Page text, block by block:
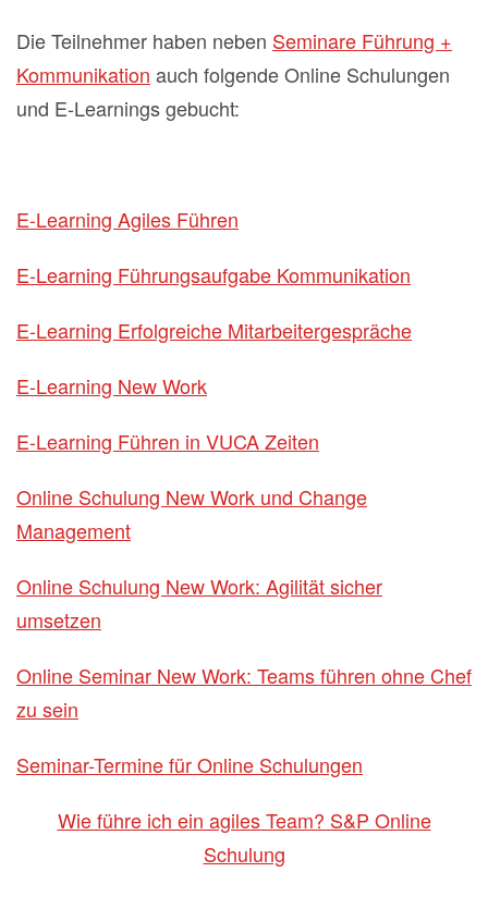
Die Teilnehmer haben neben Seminare Führung +
Kommunikation auch folgende Online Schulungen
und E-Learnings gebucht:
E-Learning Agiles Führen
E-Learning Führungsaufgabe Kommunikation
E-Learning Erfolgreiche Mitarbeitergespräche
E-Learning New Work
E-Learning Führen in VUCA Zeiten
Online Schulung New Work und Change
Management
Online Schulung New Work: Agilität sicher
umsetzen
Online Seminar New Work: Teams führen ohne Chef
zu sein
Seminar-Termine für Online Schulungen
Wie führe ich ein agiles Team? S&P Online
Schulung